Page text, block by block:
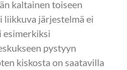
kaltainen toiseen
liikkuva järjestelmä ei
esimerkiksi
pystyyn
kiskosta on saatavilla